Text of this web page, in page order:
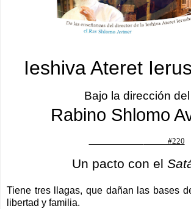
Ieshiva Ateret
Bajo la dirección del
Rabino Shlomo
#220
Un pacto con el
Tiene tres llagas, que dañan las bases
libertad y familia.